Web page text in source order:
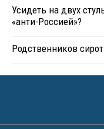
Усидеть на двух
«анти-Россией»?
Родственников